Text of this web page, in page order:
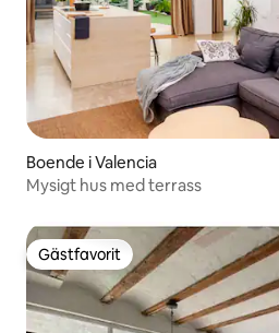
Boende i Valencia
Mysigt hus med terrass
Gästfavorit
Gästfavorit